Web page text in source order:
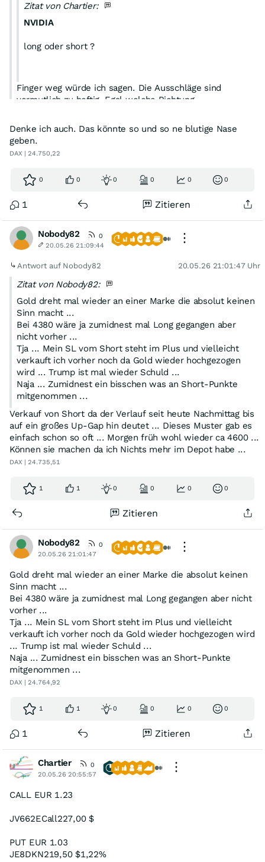
Zitat von Chartier:
NVIDIA
long oder short ?
Finger weg würde ich sagen. Die Ausschläge sind
vermutlich zu heftig. Egal welche Richtung.
Denke ich auch. Das könnte so und so ne blutige Nase
geben.
DAX | 24.750,22
0 0 0 0 0 0
1 Zitieren
Nobody82
0
20.05.26 21:09:44
Antwort auf Nobody82 20.05.26 21:01:47 Uhr
Zitat von Nobody82:
Gold dreht mal wieder an einer Marke die absolut keinen
Sinn macht ...
Bei 4380 wäre ja zumidnest mal Long gegangen aber
nicht vorher ...
Tja ... Mein SL vom Short steht im Plus und vielleicht
verkauft ich vorher noch da Gold wieder hochgezogen
wird ... Trump ist mal wieder Schuld ...
Naja ... Zumidnest ein bisschen was an Short-Punkte
mitgenommen ...
Verkauf von Short da der Verlauf seit heute Nachmittag bis
auf ein großes Up-Gap hin deutet ... Dieses Muster gab es
einfach schon so oft ... Morgen früh wohl wieder ca 4600 ...
Können sie machen da ich Nichts mehr im Depot habe ...
DAX | 24.735,51
1 1 0 0 0 0
Zitieren
Nobody82
0
20.05.26 21:01:47
Gold dreht mal wieder an einer Marke die absolut keinen
Sinn macht ...
Bei 4380 wäre ja zumidnest mal Long gegangen aber nicht
vorher ...
Tja ... Mein SL vom Short steht im Plus und vielleicht
verkauft ich vorher noch da Gold wieder hochgezogen wird
... Trump ist mal wieder Schuld ...
Naja ... Zumidnest ein bisschen was an Short-Punkte
mitgenommen ...
DAX | 24.764,92
1 1 0 0 0 0
1 Zitieren
Chartier
0
20.05.26 20:55:57
CALL EUR 1.23
JV662ECall227,00 $
PUT EUR 1.03
JE8DKN219,50 $1,22%